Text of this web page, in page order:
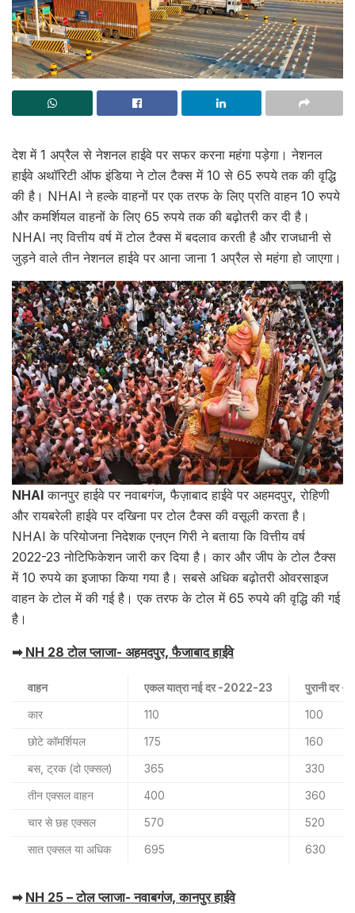
देश में 1 अप्रैल से नेशनल हाईवे पर सफर करना महंगा पड़ेगा। नेशनल
हाईवे अथॉरिटी ऑफ इंडिया ने टोल टैक्स में 10 से 65 रुपये तक की वृद्धि
की है। NHAI ने हल्के वाहनों पर एक तरफ के लिए प्रति वाहन 10 रुपये
और कमर्शियल वाहनों के लिए 65 रुपये तक की बढ़ोतरी कर दी है।
NHAI नए वित्तीय वर्ष में टोल टैक्स में बदलाव करती है और राजधानी से
जुड़ने वाले तीन नेशनल हाईवे पर आना जाना 1 अप्रैल से महंगा हो जाएगा।
NHAI कानपुर हाईवे पर नवाबगंज, फैज़ाबाद हाईवे पर अहमदपुर, रोहिणी
और रायबरेली हाईवे पर दखिना पर टोल टैक्स की वसूली करता है।
NHAI के परियोजना निदेशक एनएन गिरी ने बताया कि वित्तीय वर्ष
2022-23 नोटिफिकेशन जारी कर दिया है। कार और जीप के टोल टैक्स
में 10 रुपये का इजाफा किया गया है। सबसे अधिक बढ़ोतरी ओवरसाइज
वाहन के टोल में की गई है। एक तरफ के टोल में 65 रुपये की वृद्धि की गई
है।
➡NH 28 टोल प्लाजा- अहमदपुर, फैजाबाद हाईवे
वाहन एकल यात्रा नई दर -2022-23 पुरानी दर
कार 110 100
छोटे कॉमर्शियल 175 160
बस, ट्रक (दो एक्सल) 365 330
तीन एक्सल वाहन 400 360
चार से छह एक्सल 570 520
सात एक्सल या अधिक 695 630
➡ NH 25 – टोल प्लाजा- नवाबगंज, कानपुर हाईवे